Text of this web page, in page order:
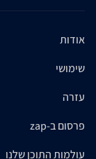
אודות
שימושי
עזרה
פרסום ב-zap
עולמות התוכן שלנו